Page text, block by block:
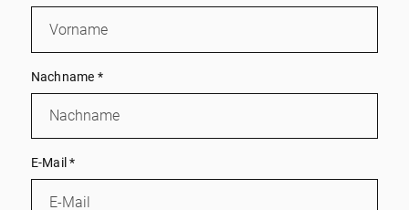
Nachname *
E-Mail*